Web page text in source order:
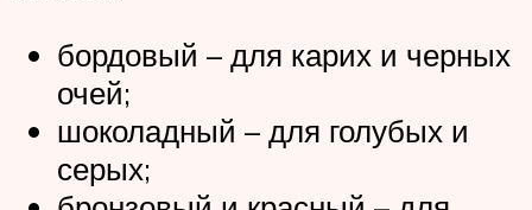
бордовый – для карих и черных
очей;
шоколадный – для голубых и
серых;